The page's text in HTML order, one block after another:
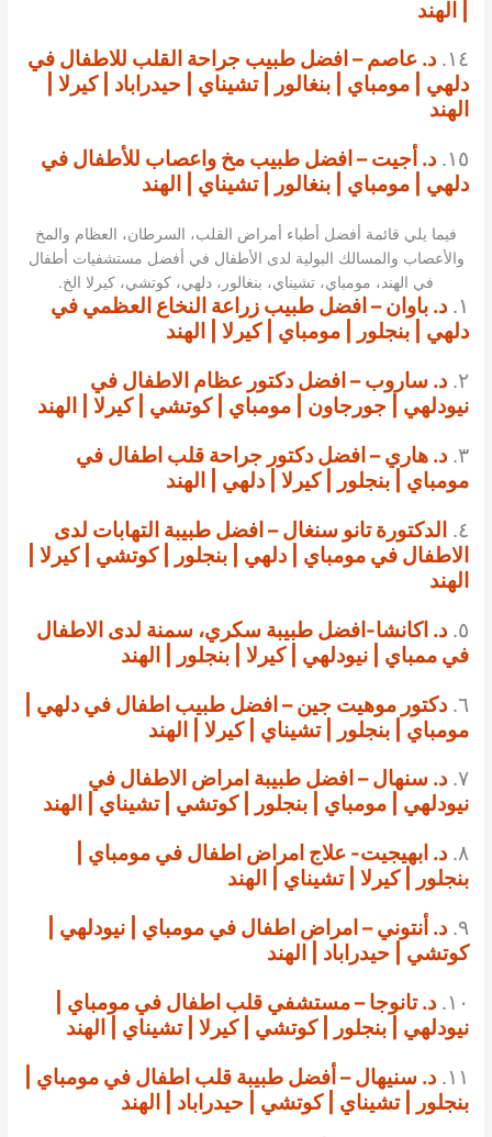
| الهند
١٤. د. عاصم – افضل طبيب جراحة القلب للاطفال في
دلهي | مومباي | بنغالور | تشيناي | حيدراباد | كيرلا |
الهند
١٥. د. أجيت – افضل طبيب مخ واعصاب للأطفال في
دلهي | مومباي | بنغالور | تشيناي | الهند
فيما يلي قائمة أفضل أطباء أمراض القلب، السرطان، العظام والمخ
والأعصاب والمسالك البولية لدى الأطفال في أفضل مستشفيات أطفال
في الهند، مومباي، تشيناي، بنغالور، دلهي، كوتشي، كيرلا الخ.
١. د. باوان – افضل طبيب زراعة النخاع العظمي في
دلهي | بنجلور | مومباي | كيرلا | الهند
٢. د. ساروب – افضل دكتور عظام الاطفال في
نيودلهي | جورجاون | مومباي | كوتشي | كيرلا | الهند
٣. د. هاري – افضل دكتور جراحة قلب اطفال في
مومباي | بنجلور | كيرلا | دلهي | الهند
٤.
الدكتورة تانو سنغال – افضل طبيبة التهابات لدى
الاطفال في مومباي | دلهي | بنجلور | كوتشي | كيرلا |
الهند
٥. د. اكانشا-افضل طبيبة سكري، سمنة لدى الاطفال
في ممباي | نيودلهي | كيرلا | بنجلور | الهند
٦. دكتور موهيت جين – افضل طبيب اطفال في دلهي |
مومباي | بنجلور | تشيناي | كيرلا | الهند
٧. د. سنهال – افضل طبيبة امراض الاطفال في
نيودلهي | مومباي | بنجلور | كوتشي | تشيناي | الهند
٨. د. ابهيجيت- علاج امراض اطفال في مومباي |
بنجلور | كيرلا | تشيناي | الهند
٩. د. أنتوني – امراض اطفال في مومباي | نيودلهي |
كوتشي | حيدراباد | الهند
١٠. د. تانوجا – مستشفي قلب اطفال في مومباي |
نيودلهي | بنجلور | كوتشي | كيرلا | تشيناي | الهند
١١. د. سنيهال – أفضل طبيبة قلب اطفال في مومباي |
بنجلور | تشيناي | كوتشي | حيدراباد | الهند